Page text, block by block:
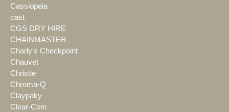
Cassiopeia
cast
CGS DRY HIRE
CHAINMASTER
Charly's Checkpoint
Chauvet
Christie
Chroma-Q
Claypaky
Clear-Com